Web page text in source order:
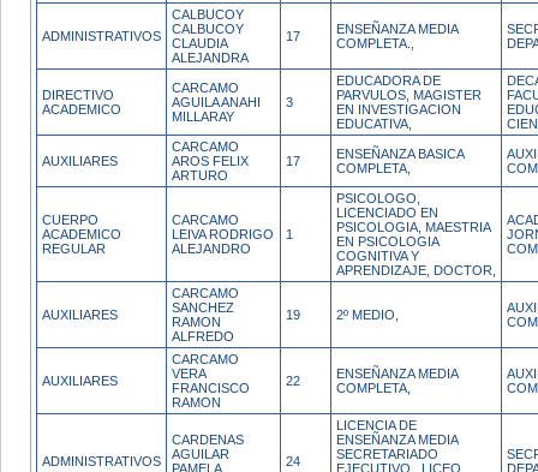
ADMINISTRATIVOS
CALBUCOY
CALBUCOY
CLAUDIA
ALEJANDRA
17
ENSEÑANZA MEDIA
COMPLETA.,
DIRECTIVO
ACADEMICO
CARCAMO
AGUILA ANAHI
MILLARAY
3
EDUCADORA DE
PARVULOS, MAGISTER
EN INVESTIGACION
EDUCATIVA,
AUXILIARES
CARCAMO
AROS FELIX
ARTURO
17
ENSEÑANZA BASICA
COMPLETA,
CUERPO
ACADEMICO
REGULAR
CARCAMO
LEIVA RODRIGO
ALEJANDRO
1
PSICOLOGO,
LICENCIADO EN
PSICOLOGIA, MAESTRIA
EN PSICOLOGIA
COGNITIVA Y
APRENDIZAJE, DOCTOR,
AUXILIARES
CARCAMO
SANCHEZ
RAMON
ALFREDO
19 2º MEDIO,
AUXILIARES
CARCAMO
VERA
FRANCISCO
RAMON
22
ENSEÑANZA MEDIA
COMPLETA,
ADMINISTRATIVOS
CARDENAS
AGUILAR
PAMELA
24
LICENCIA DE
ENSEÑANZA MEDIA
SECRETARIADO
EJECUTIVO , LICEO